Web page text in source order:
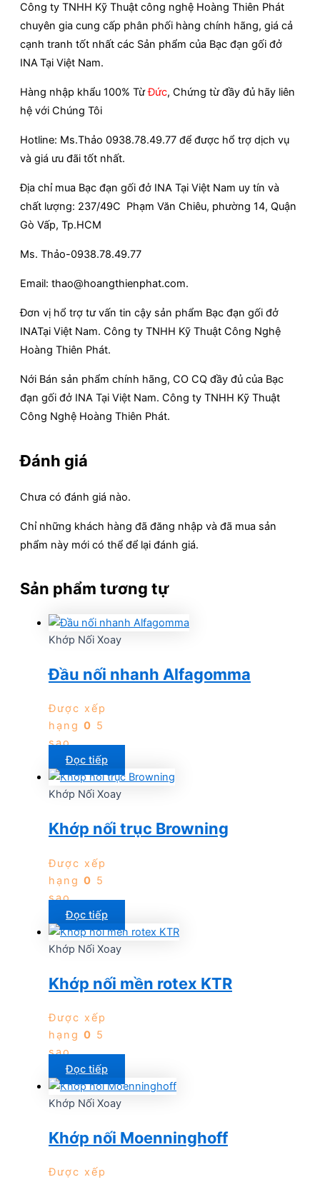
Công ty TNHH Kỹ Thuật công nghệ Hoàng Thiên Phát
chuyên gia cung cấp phân phối hàng chính hãng, giá cả
cạnh tranh tốt nhất các Sản phẩm của Bạc đạn gối đở
INATại Việt Nam.
Hàng nhập khẩu 100% TừĐức, Chứng từ đầy đủ hãy liên
hệ với Chúng Tôi
Hotline: Ms.Thảo 0938.78.49.77 để được hổ trợ dịch vụ
và giá ưu đãi tốt nhất.
Địa chỉ mua Bạc đạn gối đở INA Tại Việt Nam uy tín và
chất lượng: 237/49C Phạm Văn Chiêu, phường 14, Quận
Gò Vấp, Tp.HCM
Ms. Thảo-0938.78.49.77
Email: thao@hoangthienphat.com.
Đơn vị hổ trợ tư vấn tin cậy sản phẩm Bạc đạn gối đở
INATại Việt Nam. Công ty TNHH Kỹ Thuật Công Nghệ
Hoàng Thiên Phát.
Nới Bán sản phẩm chính hãng, CO CQ đầy đủ của Bạc
đạn gối đở INA Tại Việt Nam. Công ty TNHH Kỹ Thuật
Công Nghệ Hoàng Thiên Phát.
Đánh giá
Chưa có đánh giá nào.
Chỉ những khách hàng đã đăng nhập và đã mua sản
phẩm này mới có thể để lại đánh giá.
Sản phẩm tương tự
Khớp Nối Xoay
Đầu nối nhanh Alfagomma
Được xếp
hạng 0 5
sao
Đọc tiếp
Khớp Nối Xoay
Khớp nối trục Browning
Được xếp
hạng 0 5
sao
Đọc tiếp
Khớp Nối Xoay
Khớp nối mền rotex KTR
Được xếp
hạng 0 5
sao
Đọc tiếp
Khớp Nối Xoay
Khớp nối Moenninghoff
Được xếp